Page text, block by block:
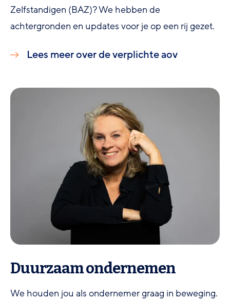
Zelfstandigen (BAZ)? We hebben de
achtergronden en updates voor je op een rij gezet.
Lees meer over de verplichte aov
Duurzaam ondernemen
We houden jou als ondernemer graag in beweging.